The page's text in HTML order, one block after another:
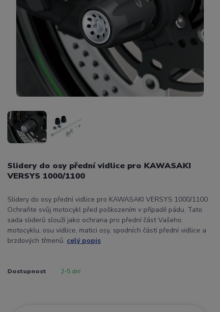
Slidery do osy přední vidlice pro KAWASAKI
VERSYS 1000/1100
Slidery do osy přední vidlice pro KAWASAKI VERSYS 1000/1100
Ochraňte svůj motocykl před poškozením v případě pádu. Tato
sada sliderů slouží jako ochrana pro přední část Vašeho
motocyklu, osu vidlice, matici osy, spodních částí přední vidlice a
brzdových třmenů. celý popis
Dostupnost 2-5 dní